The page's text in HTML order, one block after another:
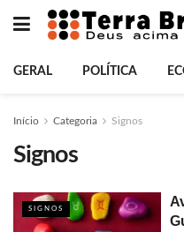
GERAL POLÍTICA
Início Categoria Signos
Signos
SIGNOS